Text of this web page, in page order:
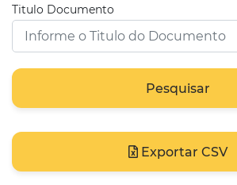
Titulo Documento
Pesquisar
Exportar CSV